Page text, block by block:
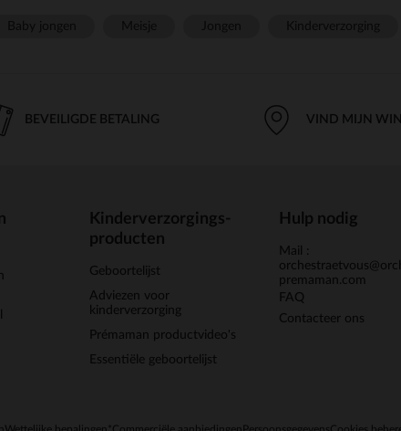
BEVEILIGDE BETALING VIND MIJN
Kinderverzorgings-
producten
Geboortelijst
Adviezen voor
kinderverzorging
Prémaman productvideo's
Essentiële geboortelijst
Hulp nodig
Mail :
premaman.com
FAQ
Contacteer ons